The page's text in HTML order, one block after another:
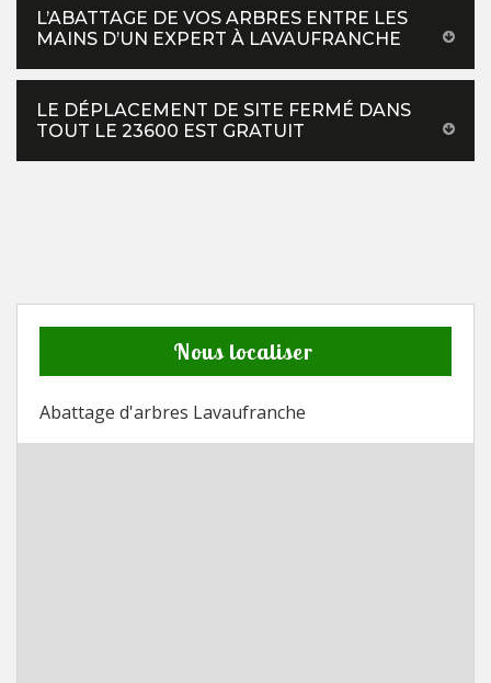
L’ABATTAGE DE VOS ARBRES ENTRE LES
MAINS D’UN EXPERT À LAVAUFRANCHE
LE DÉPLACEMENT DE SITE FERMÉ DANS
TOUT LE 23600 EST GRATUIT
Nous localiser
Abattage d'arbres Lavaufranche